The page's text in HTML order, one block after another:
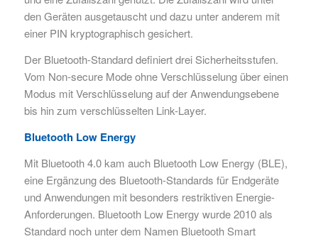
den Geräten ausgetauscht und dazu unter anderem mit
einer PIN kryptographisch gesichert.
Der Bluetooth-Standard definiert drei Sicherheitsstufen.
Vom Non-secure Mode ohne Verschlüsselung über einen
Modus mit Verschlüsselung auf der Anwendungsebene
bis hin zum verschlüsselten Link-Layer.
Bluetooth Low Energy
Mit Bluetooth 4.0 kam auch Bluetooth Low Energy (BLE),
eine Ergänzung des Bluetooth-Standards für Endgeräte
und Anwendungen mit besonders restriktiven Energie-
Anforderungen. Bluetooth Low Energy wurde 2010 als
Standard noch unter dem Namen Bluetooth Smart